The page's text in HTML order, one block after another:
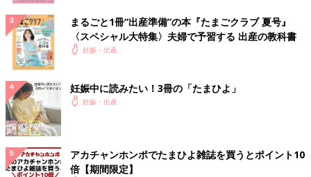
まるごと1冊“出産準備”の本『たまごクラブ 夏号』
〈スペシャル大特集〉夫婦で予習する 出産の教科書
妊娠・出産
妊娠中に読みたい！3冊の「たまひよ」
妊娠・出産
アカチャンホンポでたまひよ雑誌を買うとポイント10
倍【期間限定】